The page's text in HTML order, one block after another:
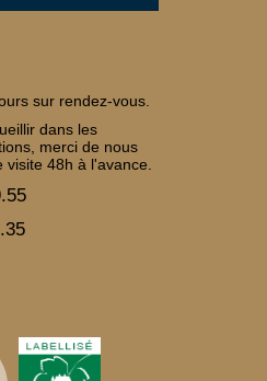
sur rendez-vous.
dans les
merci de nous
48h à l'avance.